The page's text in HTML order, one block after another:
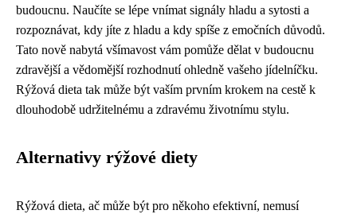
budoucnu. Naučíte se lépe vnímat signály hladu a sytosti a
rozpoznávat, kdy jíte z hladu a kdy spíše z emočních důvodů.
Tato nově nabytá všímavost vám pomůže dělat v budoucnu
zdravější a vědomější rozhodnutí ohledně vašeho jídelníčku.
Rýžová dieta tak může být vaším prvním krokem na cestě k
dlouhodobě udržitelnému a zdravému životnímu stylu.
Alternativy rýžové diety
Rýžová dieta, ač může být pro někoho efektivní, nemusí